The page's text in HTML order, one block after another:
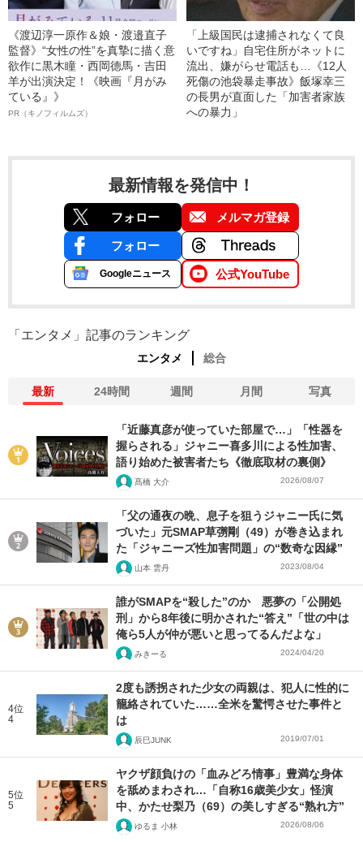
《渡辺淳一原作＆娘・渡邉直子
監督》“女性の性”を真摯に描く意
欲作に黒木瞳・西岡德馬・吉田
羊が出演決定！《映画『月がみ
ている』》
PR（キノフィルムズ）
「上級国民は逮捕されなくて良
いですね」自宅住所がネットに
流出、嫌がらせ電話も…《12人
死傷の池袋暴走事故》飯塚幸三
の長男が直面した「加害者家族
への暴力」
最新情報を発信中！
フォロー メルマガ登録
フォロー
Googleニュース 公式YouTube
「エンタメ」記事のランキング
エンタメ 総合
最新 24時間 週間 月間 写真
「近藤真彦が使っていた部屋で…」「性器を
握らされる」ジャニー喜多川による性加害、
語り始めた被害者たち《徹底取材の裏側》
髙橋 大介 2026/08/07
「父の通夜の晩、息子を狙うジャニー氏に気
づいた」元SMAP草彅剛（49）が巻き込まれ
た「ジャニーズ性加害問題」の“数奇な因縁”
山本 雲丹 2023/08/04
誰がSMAPを“殺した”のか 悪夢の「公開処
刑」から8年後に明かされた“答え”「世の中は
俺ら5人が仲が悪いと思ってるんだよな」
みきーる 2024/04/20
4位
4
2度も誘拐された少女の両親は、犯人に性的に
籠絡されていた……全米を驚愕させた事件と
は
辰巳JUNK 2019/07/01
5位
5
ヤクザ顔負けの「血みどろ情事」豊満な身体
を舐めまわされ…「自称16歳美少女」怪演
中、かたせ梨乃（69）の美しすぎる“熟れ方”
ゆるま 小林 2026/08/06